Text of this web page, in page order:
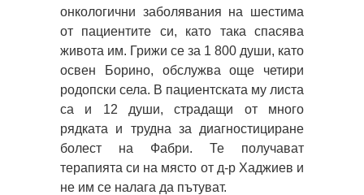
онкологични заболявания на шестима
от пациентите си, като така спасява
живота им. Грижи се за 1 800 души, като
освен Борино, обслужва още четири
родопски села. В пациентската му листа
са и 12 души, страдащи от много
рядката и трудна за диагностициране
болест на Фабри. Те получават
терапията си на място от д-р Хаджиев и
не им се налага да пътуват.